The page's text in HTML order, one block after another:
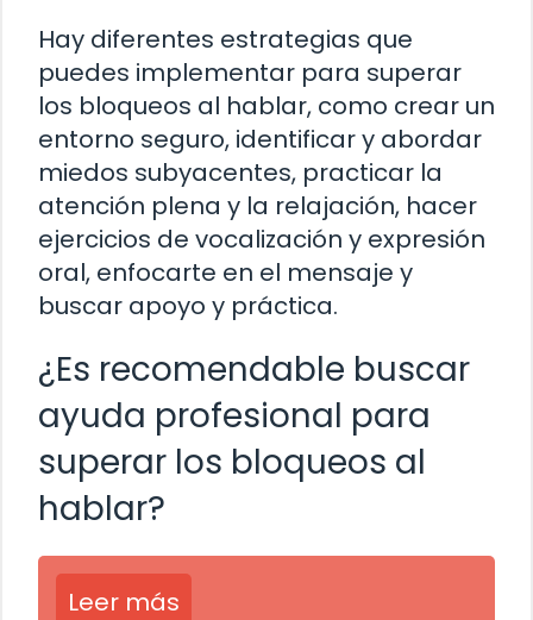
Hay diferentes estrategias que
puedes implementar para superar
los bloqueos al hablar, como crear un
entorno seguro, identificar y abordar
miedos subyacentes, practicar la
atención plena y la relajación, hacer
ejercicios de vocalización y expresión
oral, enfocarte en el mensaje y
buscar apoyo y práctica.
¿Es recomendable buscar
ayuda profesional para
superar los bloqueos al
hablar?
Leer más